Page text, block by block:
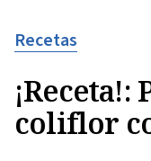
Recetas
¡Receta!:
coliflor